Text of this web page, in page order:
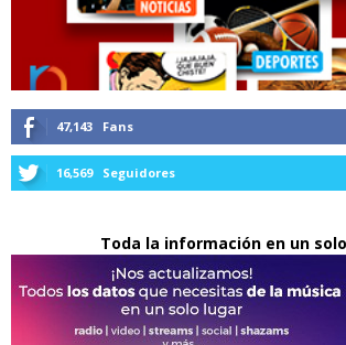
47,143 Fans
16,569 Seguidores
Toda la información en un